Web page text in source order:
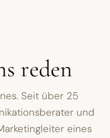
reden
Seit über 25
und
eines